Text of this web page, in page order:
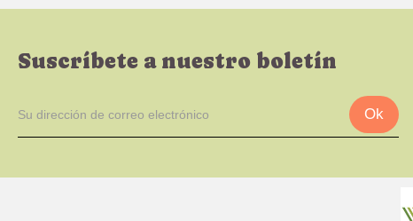
Suscríbete a nuestro boletín
Ok